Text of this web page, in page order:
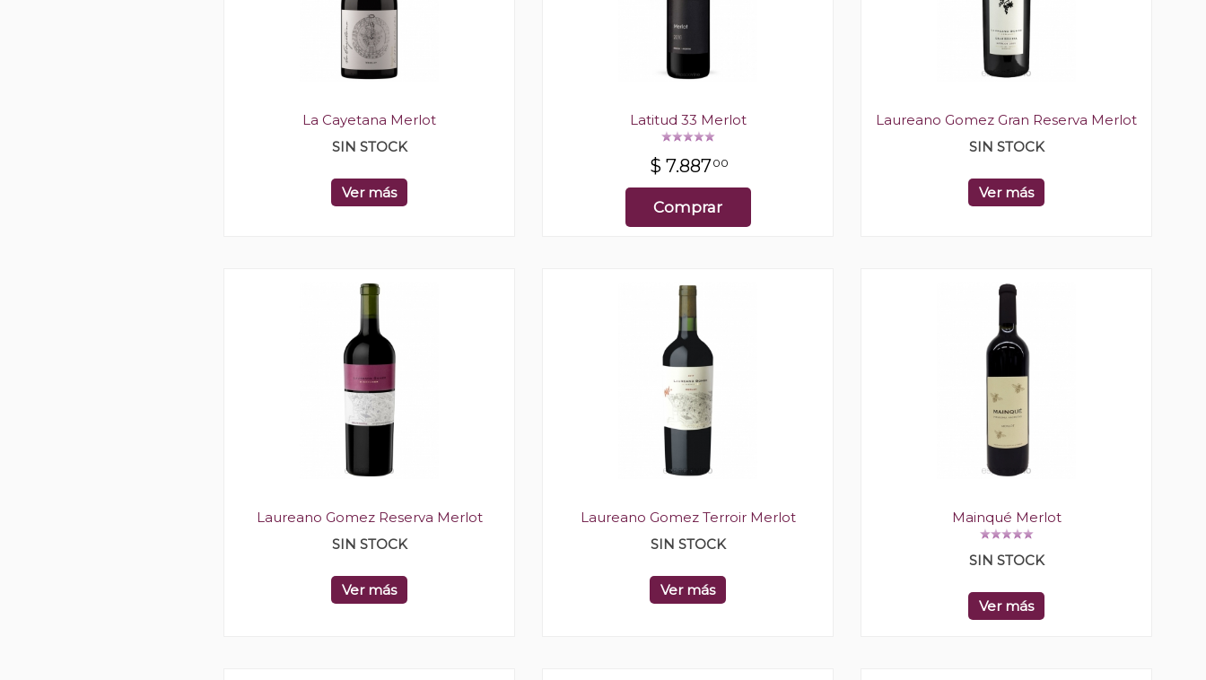
La Cayetana Merlot
SIN STOCK
Ver más
Latitud 33 Merlot
$ 7.88700
Comprar
Laureano Gomez Gran Reserva Merlot
SIN STOCK
Ver más
Laureano Gomez Reserva Merlot
SIN STOCK
Ver más
Laureano Gomez Terroir Merlot
SIN STOCK
Ver más
Mainqué Merlot
SIN STOCK
Ver más